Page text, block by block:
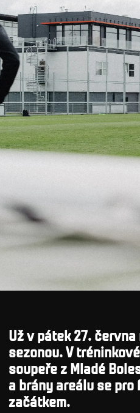
Už v pátek 27.
sezonou. V
soupeře z Mladé
a brány areálu se
začátkem.